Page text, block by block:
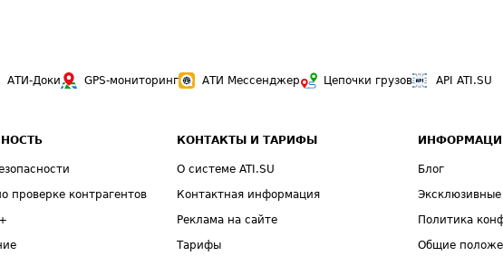
АТИ-Доки GPS-мониторинг АТИ Мессенджер Цепочки грузов API ATI.SU
проверке контрагентов
КОНТАКТЫ И ТАРИФЫ
О системе ATI.SU
Контактная информация
Реклама на сайте
Тарифы
Блог
Политика
Общие